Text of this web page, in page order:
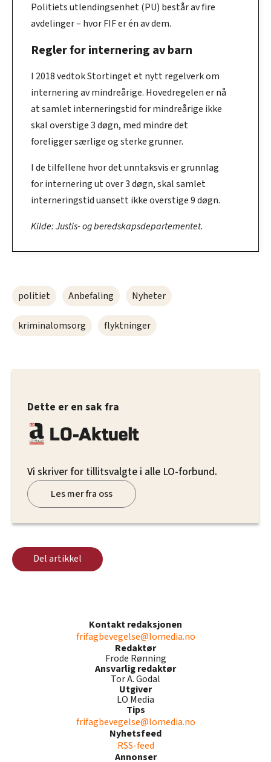
Politiets utlendingsenhet (PU) består av fire
avdelinger – hvor FIF er én av dem.
Regler for internering av barn
I 2018 vedtok Stortinget et nytt regelverk om
internering av mindreårige. Hovedregelen er nå
at samlet interneringstid for mindreårige ikke
skal overstige 3 døgn, med mindre det
foreligger særlige og sterke grunner.
I de tilfellene hvor det unntaksvis er grunnlag
for internering ut over 3 døgn, skal samlet
interneringstid uansett ikke overstige 9 døgn.
Kilde: Justis- og beredskapsdepartementet.
politiet Anbefaling Nyheter
kriminalomsorg flyktninger
Dette er en sak fra
Vi skriver for tillitsvalgte i alle LO-forbund.
Les mer fra oss
Del artikkel
Kontakt redaksjonen
frifagbevegelse@lomedia.no
Redaktør
Frode Rønning
Ansvarlig redaktør
Tor A. Godal
Utgiver
LO Media
Tips
frifagbevegelse@lomedia.no
Nyhetsfeed
RSS-feed
Annonser